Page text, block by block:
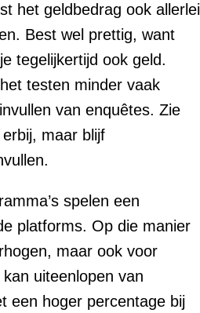
het geldbedrag ook allerlei
Best wel prettig, want
tegelijkertijd ook geld.
testen minder vaak
van enquêtes. Zie
maar blijf
spelen een
platforms. Op die manier
maar ook voor
uiteenlopen van
een hoger percentage bij